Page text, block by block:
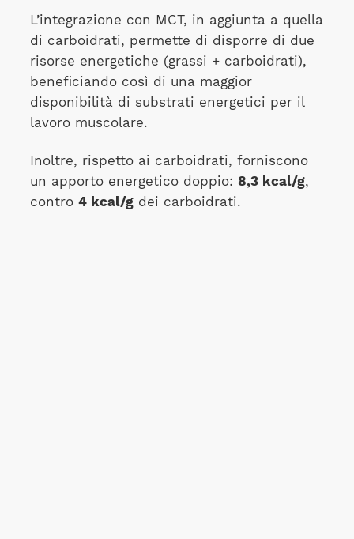
L’integrazione con MCT, in aggiunta a quella
di carboidrati, permette di disporre di due
risorse energetiche (grassi + carboidrati),
beneficiando così di una maggior
disponibilità di substrati energetici per il
lavoro muscolare.
Inoltre, rispetto ai carboidrati, forniscono
un apporto energetico doppio: 8,3 kcal/g,
contro 4 kcal/gdei carboidrati.